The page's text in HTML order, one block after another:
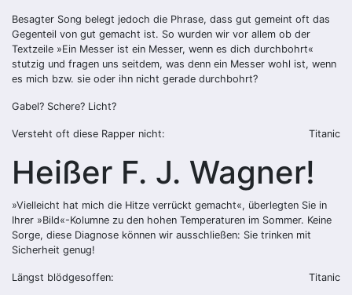
Besagter Song belegt jedoch die Phrase, dass gut gemeint oft das
Gegenteil von gut gemacht ist. So wurden wir vor allem ob der
Textzeile »Ein Messer ist ein Messer, wenn es dich durchbohrt«
stutzig und fragen uns seitdem, was denn ein Messer wohl ist, wenn
es mich bzw. sie oder ihn nicht gerade durchbohrt?
Gabel? Schere? Licht?
Versteht oft diese Rapper nicht: Titanic
Heißer F. J. Wagner!
»Vielleicht hat mich die Hitze verrückt gemacht«, überlegten Sie in
Ihrer »Bild«-Kolumne zu den hohen Temperaturen im Sommer. Keine
Sorge, diese Diagnose können wir ausschließen: Sie trinken mit
Sicherheit genug!
Längst blödgesoffen: Titanic